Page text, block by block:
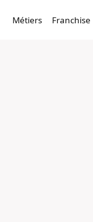
Métiers Franchise